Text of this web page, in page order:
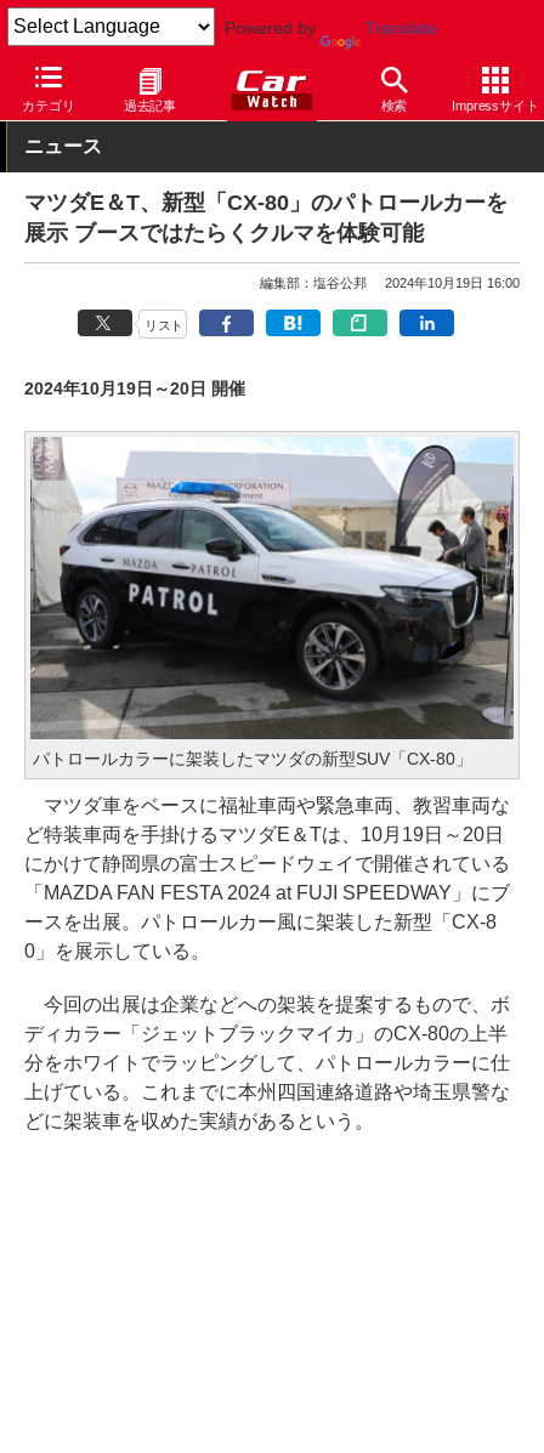
Powered by Translate
カテゴリ 過去記事 検索 Impressサイト
Car Watch 自動車 マツダ CX-80
ニュース
マツダE＆T、新型「CX-80」のパトロールカーを
展示 ブースではたらくクルマを体験可能
編集部：塩谷公邦 2024年10月19日 16:00
リスト
2024年10月19日～20日 開催
パトロールカラーに架装したマツダの新型SUV「CX-80」
マツダ車をベースに福祉車両や緊急車両、教習車両な
ど特装車両を手掛けるマツダE＆Tは、10月19日～20日
にかけて静岡県の富士スピードウェイで開催されている
「MAZDA FAN FESTA 2024 at FUJI SPEEDWAY」にブ
ースを出展。パトロールカー風に架装した新型「CX-8
0」を展示している。
今回の出展は企業などへの架装を提案するもので、ボ
ディカラー「ジェットブラックマイカ」のCX-80の上半
分をホワイトでラッピングして、パトロールカラーに仕
上げている。これまでに本州四国連絡道路や埼玉県警な
どに架装車を収めた実績があるという。